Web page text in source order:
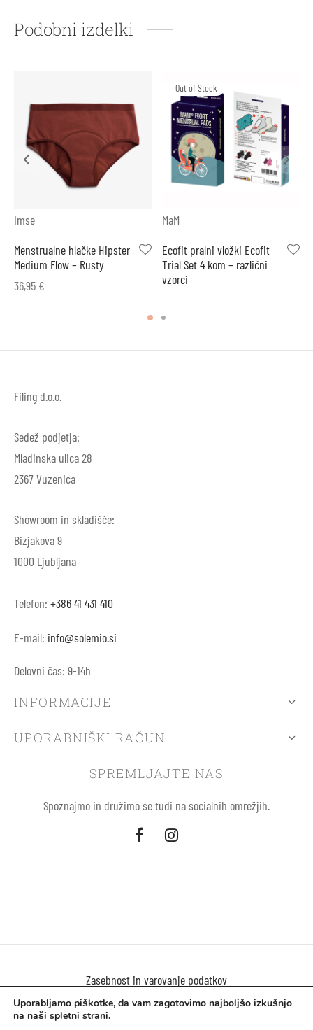
Podobni izdelki
Imse
Menstrualne hlačke Hipster
Medium Flow – Rusty
36,95 €
Out of Stock
MaM
Ecofit pralni vložki Ecofit
Trial Set 4 kom – različni
vzorci
Filing d.o.o.
Sedež podjetja:
Mladinska ulica 28
2367 Vuzenica
Showroom in skladišče:
Bizjakova 9
1000 Ljubljana
Telefon: +386 41 431 410
E-mail: info@solemio.si
Delovni čas: 9-14h
INFORMACIJE
UPORABNIŠKI RAČUN
SPREMLJAJTE NAS
Spoznajmo in družimo se tudi na socialnih omrežjih.
Zasebnost in varovanje podatkov
Uporaba piškokov
Uporabljamo piškotke, da vam zagotovimo najboljšo izkušnjo
na naši spletni strani.